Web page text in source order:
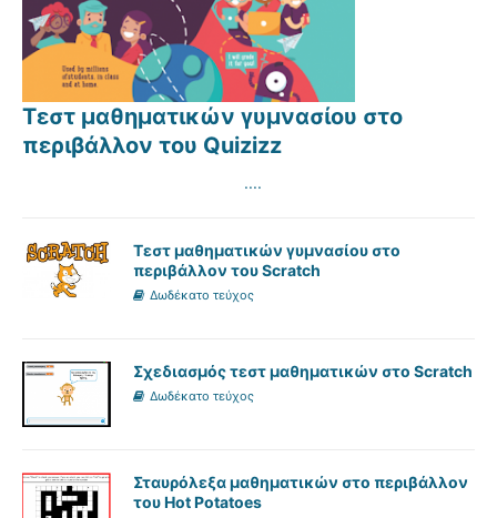
Τεστ μαθηματικών γυμνασίου στο
περιβάλλον του Quizizz
....
Τεστ μαθηματικών γυμνασίου στο
περιβάλλον του Scratch
Δωδέκατο τεύχος
Σχεδιασμός τεστ μαθηματικών στο Scratch
Δωδέκατο τεύχος
Σταυρόλεξα μαθηματικών στο περιβάλλον
του Hot Potatoes